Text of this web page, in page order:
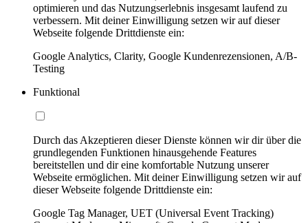
optimieren und das Nutzungserlebnis insgesamt laufend zu
verbessern. Mit deiner Einwilligung setzen wir auf dieser
Webseite folgende Drittdienste ein:
Google Analytics, Clarity, Google Kundenrezensionen, A/B-
Testing
Funktional
Durch das Akzeptieren dieser Dienste können wir dir über die
grundlegenden Funktionen hinausgehende Features
bereitstellen und dir eine komfortable Nutzung unserer
Webseite ermöglichen. Mit deiner Einwilligung setzen wir auf
dieser Webseite folgende Drittdienste ein:
Google Tag Manager, UET (Universal Event Tracking)